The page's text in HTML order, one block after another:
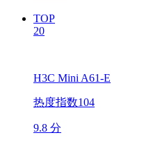
TOP
20
H3C Mini A61-E
热度指数104
9.8 分